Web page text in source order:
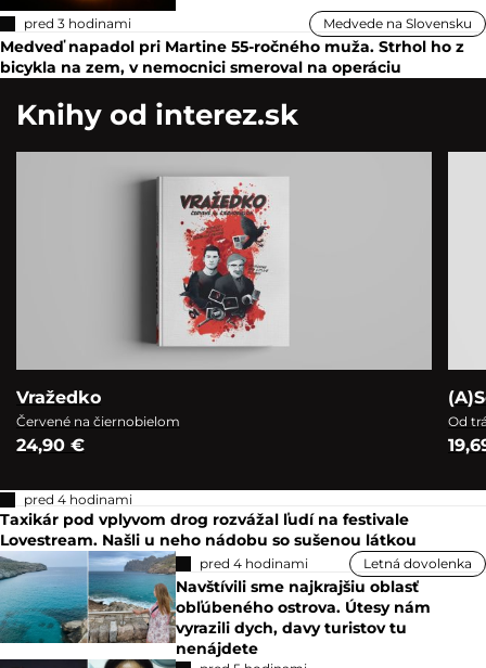
pred 3 hodinami Medvede na Slovensku
Medveď napadol pri Martine 55-ročného muža. Strhol ho z
bicykla na zem, v nemocnici smeroval na operáciu
Knihy od interez.sk
Vražedko
Červené na čiernobielom
24,90 €
Od
pred 4 hodinami
Taxikár pod vplyvom drog rozvážal ľudí na festivale
Lovestream. Našli u neho nádobu so sušenou látkou
pred 4 hodinami Letná dovolenka
Navštívili sme najkrajšiu oblasť
obľúbeného ostrova. Útesy nám
vyrazili dych, davy turistov tu
nenájdete